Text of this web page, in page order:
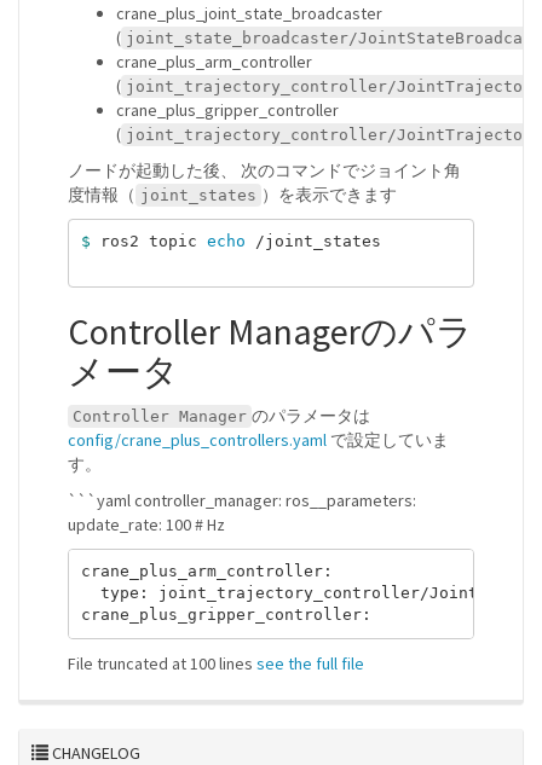
crane_plus_joint_state_broadcaster
( joint_state_broadcaster/
crane_plus_arm_controller
( joint_trajectory_controller/
crane_plus_gripper_controller
( joint_trajectory_controller/
ノードが起動した後、 次のコマンドでジョイント角
度情報（ joint_states ）を表示できます
$ ros2 topic echo /joint_states
Controller Managerのパラ
メータ
Controller Manager のパラメータは
config/crane_plus_controllers.yaml で設定していま
す。
```yaml controller_manager: ros__parameters:
update_rate: 100 # Hz
crane_plus_arm_controller:
type: joint_trajectory_controller/
File truncated at 100 lines see the full file
CHANGELOG